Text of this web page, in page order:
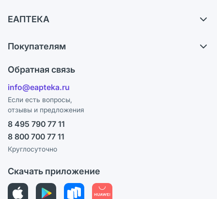
Обмен и возврат
Блог
ЕАПТЕКА
Карьера
Поставщики
Лицензия
Реклама на сайте
Ваши товары на ЕАПТЕКЕ
СМИ о нас
Покупателям
Программа СберСпасибо
Политика конфиденциальности
Пользовательское соглашение
Политика рекомендаций
Политика в отношении обработки персональных данных
Обратная связь
info@eapteka.ru
Если есть вопросы,
отзывы и предложения
8 495 790 77 11
8 800 700 77 11
Круглосуточно
Скачать приложение